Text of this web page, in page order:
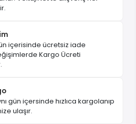
içerisinde ücretsiz iade
Kargo Ücreti
gün içersinde hızlıca kargolanıp
ulaşır.